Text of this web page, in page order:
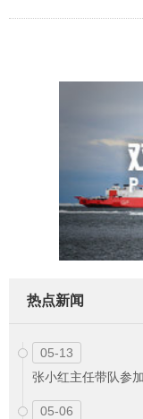
热点新闻
05-13
张小红主任带队参
05-06